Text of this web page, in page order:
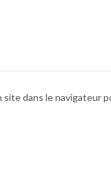
dans le navigateur